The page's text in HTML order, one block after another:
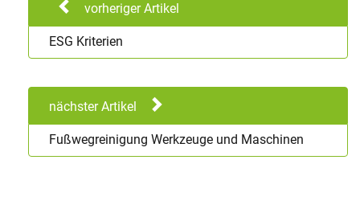
vorheriger Artikel
ESG Kriterien
nächster Artikel
Fußwegreinigung Werkzeuge und Maschinen